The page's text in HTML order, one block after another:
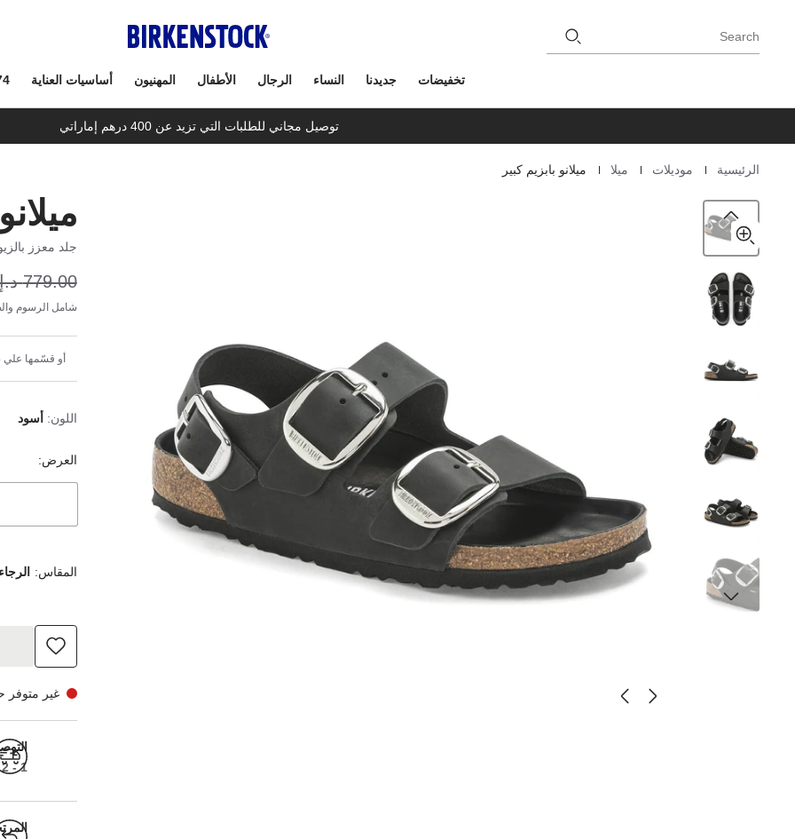
Search
تخفيضات جديدنا النساء الرجال الأطفال المهنيون أساسيات العناية
توصيل مجاني للطلبات التي تزيد عن 400 درهم إماراتي
Homepage الرئيسية موديلات ميلا ميلانو بابزيم كبير
جلد معزز
779.00 د.إ
شامل الرسوم
أو قسّمها علي 4 دفعات شهرية بقيمة 97.38 د.إ
اللون: أسود
العرض:
المقاس:
غير متوفر
1 - 2 أيام عمل